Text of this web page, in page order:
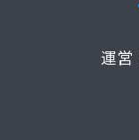
運営